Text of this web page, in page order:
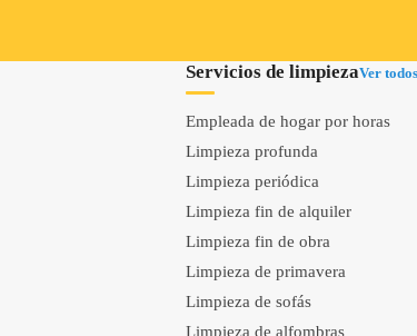
Servicios de limpiezaVer
Empleada de hogar por horas
Limpieza profunda
Limpieza periódica
Limpieza fin de alquiler
Limpieza fin de obra
Limpieza de primavera
Limpieza de sofás
Limpieza de alfombras